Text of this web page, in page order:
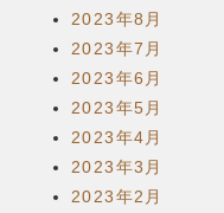
2023年8月
2023年7月
2023年6月
2023年5月
2023年4月
2023年3月
2023年2月